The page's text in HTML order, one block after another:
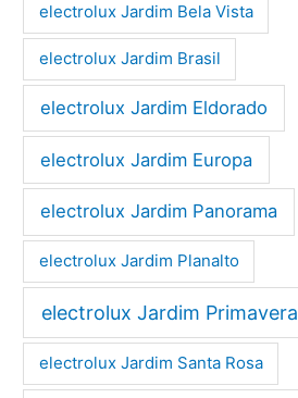
electrolux Jardim Bela Vista
electrolux Jardim Brasil
electrolux Jardim Eldorado
electrolux Jardim Europa
electrolux Jardim Panorama
electrolux Jardim Planalto
electrolux Jardim Primavera
electrolux Jardim Santa Rosa